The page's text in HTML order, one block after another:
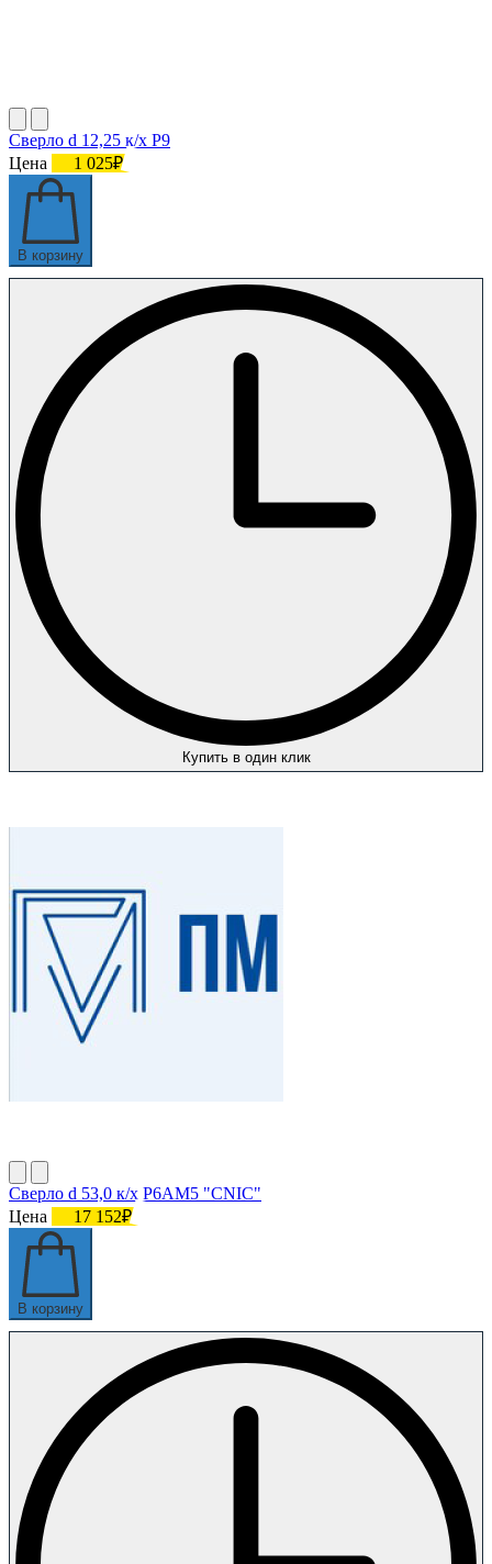
Сверло d 12,25 к/х Р9
Цена
1 025₽
В корзину
Купить в один клик
Сверло d 53,0 к/х Р6АМ5 "CNIC"
Цена
17 152₽
В корзину